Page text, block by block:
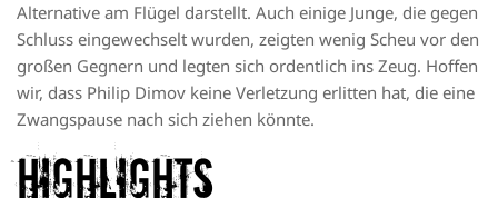
Alternative am Flügel darstellt. Auch einige Junge, die gegen
Schluss eingewechselt wurden, zeigten wenig Scheu vor den
großen Gegnern und legten sich ordentlich ins Zeug. Hoffen
wir, dass Philip Dimov keine Verletzung erlitten hat, die eine
Zwangspause nach sich ziehen könnte.
Highlights